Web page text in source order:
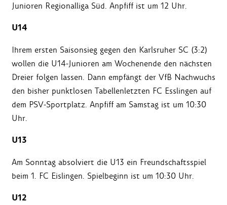
Junioren Regionalliga Süd. Anpfiff ist um 12 Uhr.
U14
Ihrem ersten Saisonsieg gegen den Karlsruher SC (3:2)
wollen die U14-Junioren am Wochenende den nächsten
Dreier folgen lassen. Dann empfängt der VfB Nachwuchs
den bisher punktlosen Tabellenletzten FC Esslingen auf
dem PSV-Sportplatz. Anpfiff am Samstag ist um 10:30
Uhr.
U13
Am Sonntag absolviert die U13 ein Freundschaftsspiel
beim 1. FC Eislingen. Spielbeginn ist um 10:30 Uhr.
U12